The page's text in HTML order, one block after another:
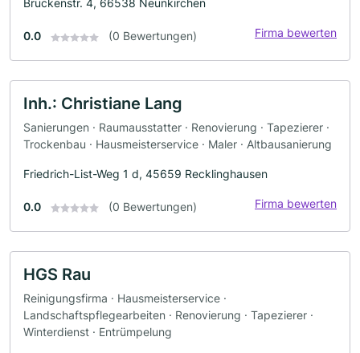
Brückenstr. 4, 66538 Neunkirchen
0.0 (0 Bewertungen) Firma bewerten
Inh.: Christiane Lang
Sanierungen · Raumausstatter · Renovierung · Tapezierer ·
Trockenbau · Hausmeisterservice · Maler · Altbausanierung
Friedrich-List-Weg 1 d, 45659 Recklinghausen
0.0 (0 Bewertungen) Firma bewerten
HGS Rau
Reinigungsfirma · Hausmeisterservice ·
Landschaftspflegearbeiten · Renovierung · Tapezierer ·
Winterdienst · Entrümpelung